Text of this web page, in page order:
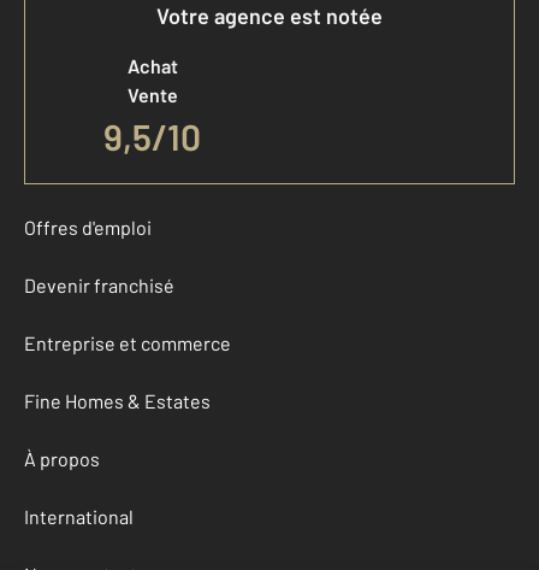
Votre agence est notée
Achat
Vente
9,5/10
Offres d'emploi
Devenir franchisé
Entreprise et commerce
Fine Homes & Estates
À propos
International